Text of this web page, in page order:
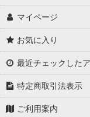
マイページ
お気に入り
最近チェックした
特定商取引法表示
ご利用案内